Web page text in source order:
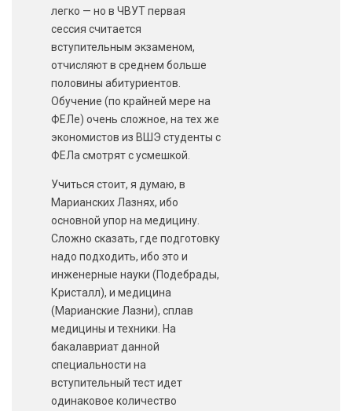
легко — но в ЧВУТ первая
сессия считается
вступительным экзаменом,
отчисляют в среднем больше
половины абитуриентов.
Обучение (по крайней мере на
ФЕЛе) очень сложное, на тех же
экономистов из ВШЭ студенты с
ФЕЛа смотрят с усмешкой.
Учиться стоит, я думаю, в
Марианских Лазнях, ибо
основной упор на медицину.
Сложно сказать, где подготовку
надо подходить, ибо это и
инженерные науки (Подебрады,
Кристалл), и медицина
(Марианские Лазни), сплав
медицины и техники. На
бакалавриат данной
специальности на
вступительный тест идет
одинаковое количество